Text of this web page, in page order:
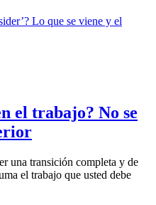
el trabajo? No se
una transición completa y de
el trabajo que usted debe